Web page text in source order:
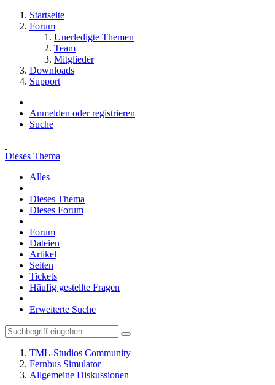
Startseite
Forum
Unerledigte Themen
Team
Mitglieder
Downloads
Support
Anmelden oder registrieren
Suche
Dieses Thema
Alles
Dieses Thema
Dieses Forum
Forum
Dateien
Artikel
Seiten
Tickets
Häufig gestellte Fragen
Erweiterte Suche
TML-Studios Community
Fernbus Simulator
Allgemeine Diskussionen